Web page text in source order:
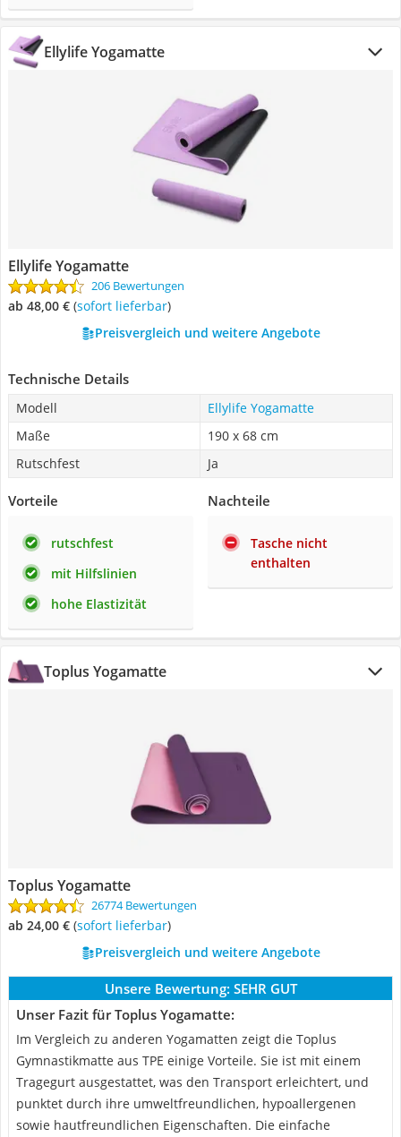
Ellylife Yogamatte
Ellylife Yogamatte
206 Bewertungen
ab 48,00 € ( Sofort lieferbar)
Preisvergleich und weitere Angebote
Technische Details
Modell
Ellylife Yogamatte
Maße
190 x 68 cm
Rutschfest
Ja
Vorteile
rutschfest
mit Hilfslinien
hohe Elastizität
Nachteile
Tasche nicht
enthalten
Toplus Yogamatte
Toplus Yogamatte
26774 Bewertungen
ab 24,00 € ( Sofort lieferbar)
Preisvergleich und weitere Angebote
Unsere Bewertung: SEHR GUT
Unser Fazit für Toplus Yogamatte:
Im Vergleich zu anderen Yogamatten zeigt die Toplus
Gymnastikmatte aus TPE einige Vorteile. Sie ist mit einem
Tragegurt ausgestattet, was den Transport erleichtert, und
punktet durch ihre umweltfreundlichen, hypoallergenen
sowie hautfreundlichen Eigenschaften. Die einfache